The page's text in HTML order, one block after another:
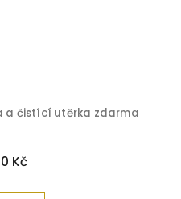
a čistící utěrka zdarma
Kč